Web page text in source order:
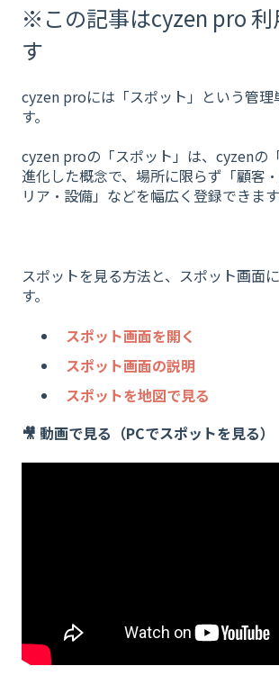
※この記事はcyzen pro 利
す
cyzen proには「スポット」という管理
す。
cyzen proの「スポット」は、cyzenの
進化した概念で、場所に限らず「顧客
リア・設備」などを幅広く登録できます
スポットを見る方法と、スポット画面
す。
スポット画面を開く
スポット画面の説明
スポットを地図で見る
🎥 動画で見る（PCでスポットを見る）